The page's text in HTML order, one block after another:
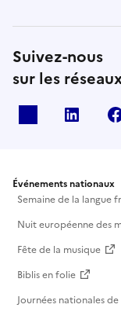
Suivez-nous
sur les
Événements nationaux
Semaine de la langue
Nuit européenne des
Fête de la musique
Biblis en folie
Journées nationales